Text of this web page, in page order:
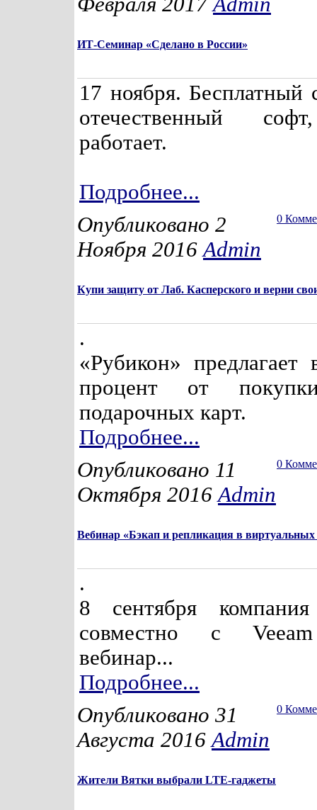
ИТ-Семинар «Сделано в России»
17 ноября. Бесплатный
отечественный
работает.
Подробнее...
0
Опубликовано 2
Ноября 2016Admin
Купи защиту от Лаб. Касперского и верни
.
«Рубикон» предлагает
процент от
подарочных карт.
Подробнее...
0
Опубликовано 11
Октября 2016Admin
Вебинар «Бэкап и репликация в виртуальных
.
8 сентября
совместно с
вебинар...
Подробнее...
0
Опубликовано 31
Августа 2016Admin
Жители Вятки выбрали LTE-гаджеты